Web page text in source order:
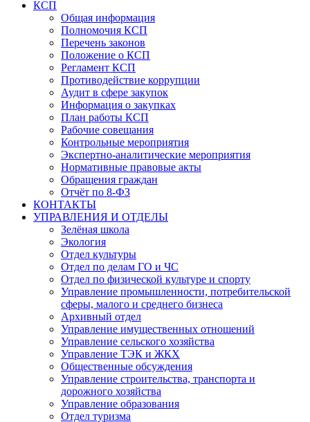
КСП
Общая информация
Полномочия КСП
Перечень законов
Положение о КСП
Регламент КСП
Противодействие коррупции
Аудит в сфере закупок
Информация о закупках
План работы КСП
Рабочие совещания
Контрольные мероприятия
Экспертно-аналитические мероприятия
Нормативные правовые акты
Обращения граждан
Отчёт по 8-ФЗ
КОНТАКТЫ
УПРАВЛЕНИЯ И ОТДЕЛЫ
Зелёная школа
Экология
Отдел культуры
Отдел по делам ГО и ЧС
Отдел по физической культуре и спорту
Управление промышленности, потребительской
сферы, малого и среднего бизнеса
Архивный отдел
Управление имущественных отношений
Управление сельского хозяйства
Управление ТЭК и ЖКХ
Общественные обсуждения
Управление строительства, транспорта и
дорожного хозяйства
Управление образования
Отдел туризма